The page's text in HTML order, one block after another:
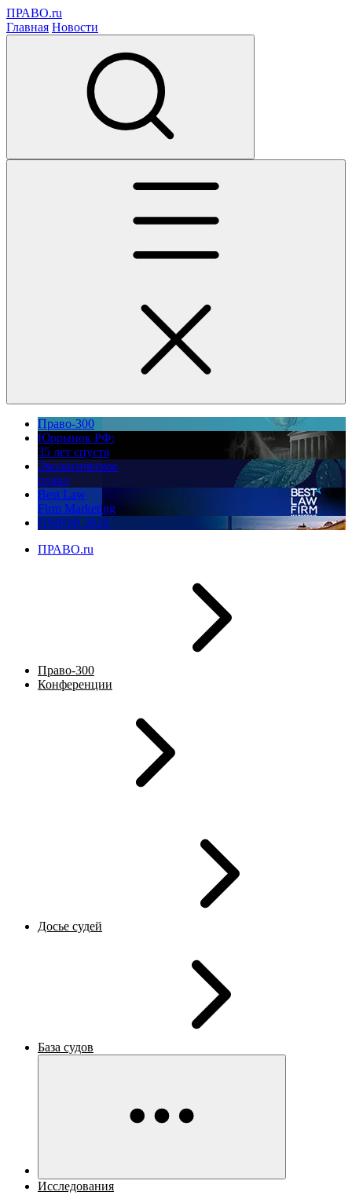
ПРАВО.ru
Главная Новости
Право-300
Юррынок РФ:
35 лет спустя
Экологическое
право
Best Law
Firm Marketing
ПМЮФ 2026
ПРАВО.ru
Право-300
Конференции
Досье судей
База судов
Исследования